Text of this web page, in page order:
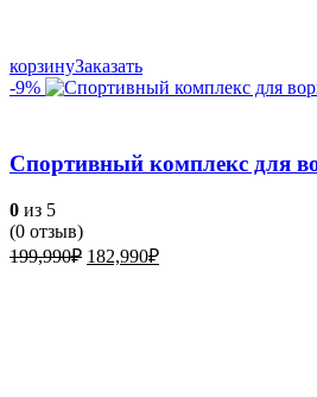
корзинуЗаказать
-9%
Спортивный комплекс для
0 из 5
(0 отзыв)
199,990₽ Первоначальная
182,990₽Текущая